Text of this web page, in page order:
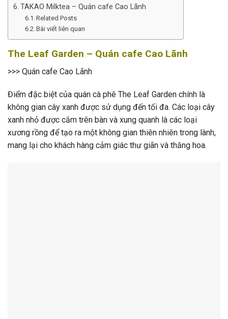
TAKAO Milktea – Quán cafe Cao Lãnh
Related Posts
Bài viết liên quan
The Leaf Garden – Quán cafe Cao Lãnh
>>> Quán cafe Cao Lãnh
Điểm đặc biệt của quán cà phê The Leaf Garden chính là
không gian cây xanh được sử dụng đến tối đa. Các loại cây
xanh nhỏ được cắm trên bàn và xung quanh là các loại
xương rồng để tạo ra một không gian thiên nhiên trong lành,
mang lại cho khách hàng cảm giác thư giãn và thăng hoa.